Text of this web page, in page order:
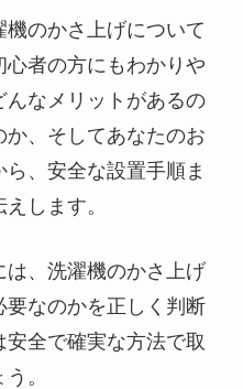
のかさ上げについて
者の方にもわかりや
なメリットがあるの
、そしてあなたのお
、安全な設置手順ま
します。
は、洗濯機のかさ上げ
なのかを正しく判断
全で確実な方法で取
。